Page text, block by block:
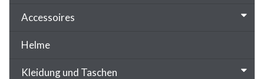
Accessoires
Helme
Kleidung und Taschen